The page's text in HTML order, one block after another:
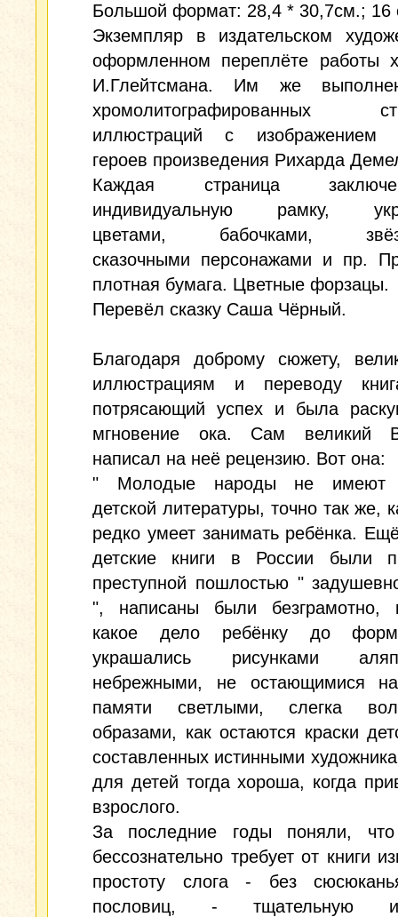
Большой формат: 28,4 * 30,7см.; 16
Экземпляр в издательском
оформленном переплёте работы
И.Глейтсмана. Им же
хромолитографированных
иллюстраций с изображением
героев произведения Рихарда
Каждая страница
индивидуальную рамку,
цветами, бабочками,
сказочными персонажами и пр.
плотная бумага. Цветные форзацы.
Перевёл сказку Саша Чёрный.
Благодаря доброму сюжету,
иллюстрациям и переводу
потрясающий успех и была
мгновение ока. Сам великий
написал на неё рецензию. Вот она:
" Молодые народы не имеют
детской литературы, точно так же,
редко умеет занимать ребёнка.
детские книги в России были
преступной пошлостью "
", написаны были безграмотно,
какое дело ребёнку до
украшались рисунками
небрежными, не остающимися
памяти светлыми, слегка
образами, как остаются краски
составленных истинными
для детей тогда хороша, когда
взрослого.
За последние годы поняли, что
бессознательно требует от книги
простоту слога - без
пословиц, - тщательную